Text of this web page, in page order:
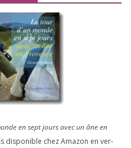
en sept jours avec un âne en
dis­po­nible chez Amazon en ver­